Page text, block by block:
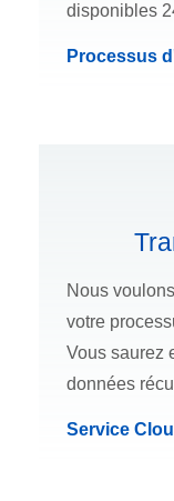
disponibles
Processus
Nous
votre
Vous saurez
données
Service